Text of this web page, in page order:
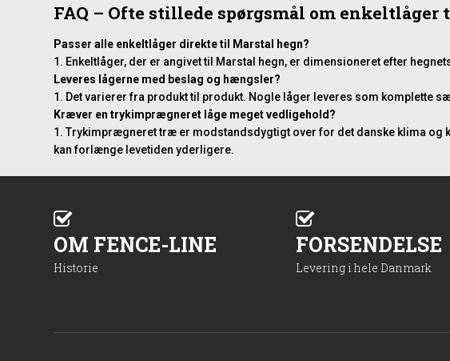
FAQ – Ofte stillede spørgsmål om
Passer alle enkeltlåger direkte til Marstal hegn?
Enkeltlåger, der er angivet til Marstal hegn, er dimensioneret efter
Leveres lågerne med beslag og hængsler?
Det varierer fra produkt til produkt. Nogle låger leveres som komplette
Kræver en trykimprægneret låge meget vedligehold?
Trykimprægneret træ er modstandsdygtigt over for det danske klima
kan forlænge levetiden yderligere.
OM FENCE-LINE
Historie
FORSENDELSE
Levering i hele Danmark